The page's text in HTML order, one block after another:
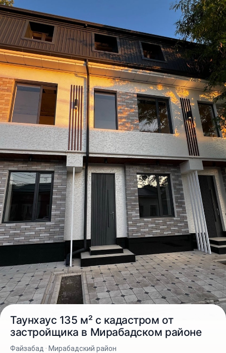
Таунхаус 135 м² с кадастром от
застройщика в Мирабадском районе
Файзабад · Мирабадский район